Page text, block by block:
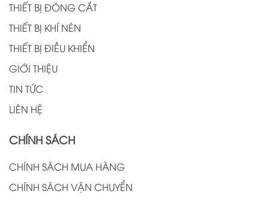
THIẾT BỊ ĐÓNG CẮT
THIẾT BỊ KHÍ NÉN
THIẾT BỊ ĐIỀU KHIỂN
GIỚI THIỆU
TIN TỨC
LIÊN HỆ
CHÍNH SÁCH
CHÍNH SÁCH MUA HÀNG
CHÍNH SÁCH VẬN CHUYỂN